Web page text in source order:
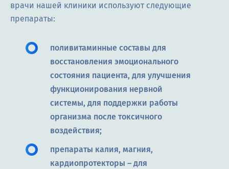
врачи нашей клиники используют следующие
препараты:
поливитаминные составы для
восстановления эмоционального
состояния пациента, для улучшения
функционирования нервной
системы, для поддержки работы
организма после токсичного
воздействия;
препараты калия, магния,
кардиопротекторы – для